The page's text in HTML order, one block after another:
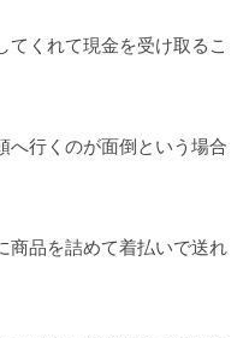
てくれて現金を受け取るこ
へ行くのが面倒という場合
商品を詰めて着払いで送れ